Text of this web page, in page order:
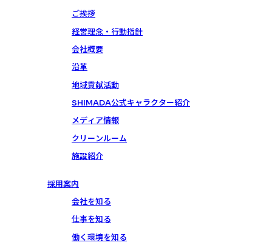
ご挨拶
経営理念・行動指針
会社概要
沿革
地域貢献活動
SHIMADA公式キャラクター紹介
メディア情報
クリーンルーム
施設紹介
採用案内
会社を知る
仕事を知る
働く環境を知る